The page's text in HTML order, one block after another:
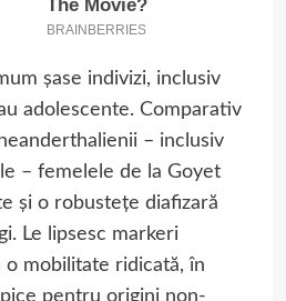
șase indivizi, inclusiv
adolescente. Comparativ
– inclusiv
– femelele de la Goyet
și o robustețe diafizară
Le lipsesc markeri
mobilitate ridicată, în
pentru origini non-